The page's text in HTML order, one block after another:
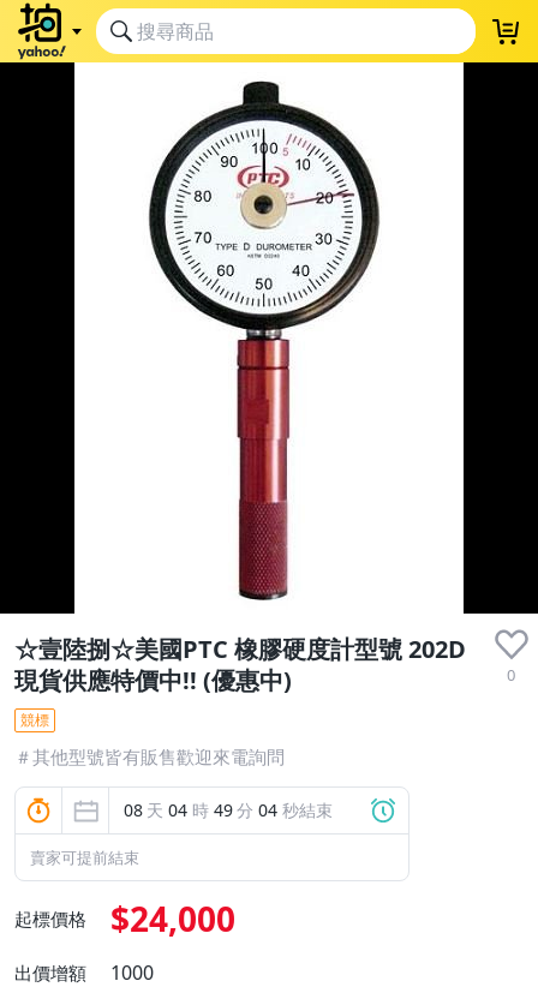
☆壹陸捌☆美國PTC 橡膠硬度計型號 202D
現貨供應特價中!! (優惠中)
0
競標
＃其他型號皆有販售歡迎來電詢問
08 天 04 時 49分 04 秒結束
賣家可提前結束
起標價格 $24,000
出價增額 1000